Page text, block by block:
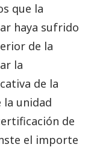
que la
haya sufrido
de la
la
de la
la unidad
de
el importe